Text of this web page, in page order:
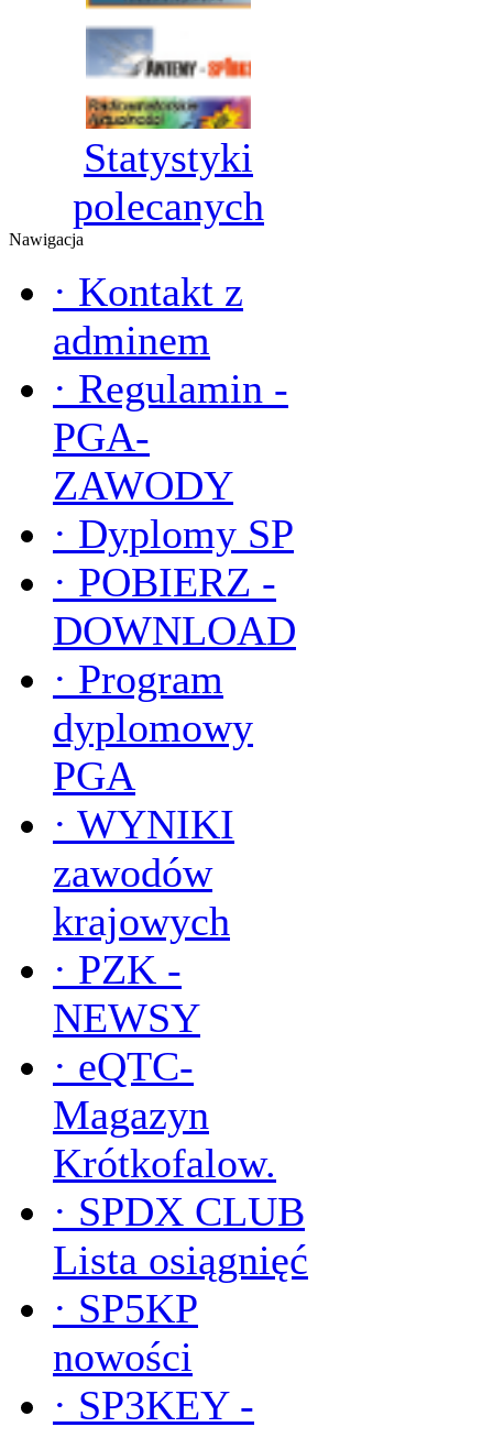
Statystyki
polecanych
Nawigacja
· Kontakt z
adminem
· Regulamin -
PGA-
ZAWODY
· Dyplomy SP
· POBIERZ -
DOWNLOAD
· Program
dyplomowy
PGA
· WYNIKI
zawodów
krajowych
· PZK -
NEWSY
· eQTC-
Magazyn
Krótkofalow.
· SPDX CLUB
Lista osiągnięć
· SP5KP
nowości
· SP3KEY -